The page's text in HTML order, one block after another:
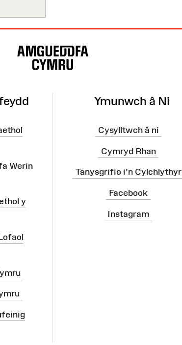
Werin
y
Ymunwch â Ni
Cysylltwch â ni
Cymryd Rhan
Tanysgrifio i'n Cylchlythyr
Facebook
Instagram